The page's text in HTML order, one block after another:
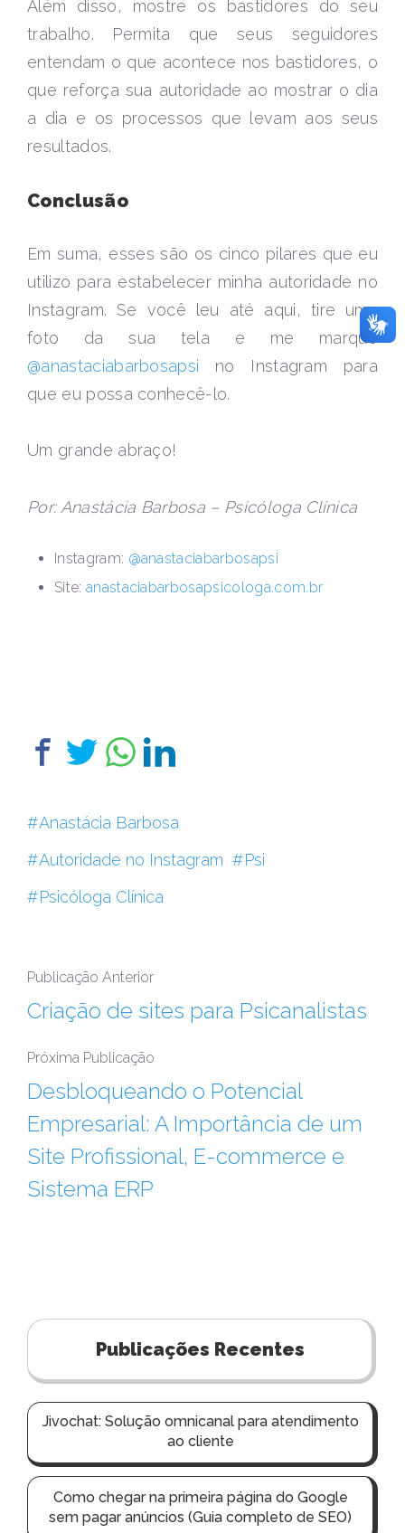
Além disso, mostre os bastidores do seu
trabalho. Permita que seus seguidores
entendam o que acontece nos bastidores, o
que reforça sua autoridade ao mostrar o dia
a dia e os processos que levam aos seus
resultados.
Conclusão
Em suma, esses são os cinco pilares que eu
utilizo para estabelecer minha autoridade no
Instagram. Se você leu até aqui, tire uma
foto da sua tela e me marque
@anastaciabarbosapsi no Instagram para
que eu possa conhecê-lo.
Um grande abraço!
Por: Anastácia Barbosa – Psicóloga Clínica
Instagram: @anastaciabarbosapsi
Site: anastaciabarbosapsicologa.com.br
Anastácia Barbosa
Autoridade no Instagram
Psi
Psicóloga Clínica
Publicação Anterior
Criação de sites para Psicanalistas
Próxima Publicação
Desbloqueando o Potencial
Empresarial: A Importância de um
Site Profissional, E-commerce e
Sistema ERP
Publicações Recentes
Jivochat: Solução omnicanal para atendimento
ao cliente
Como chegar na primeira página do Google
sem pagar anúncios (Guia completo de SEO)